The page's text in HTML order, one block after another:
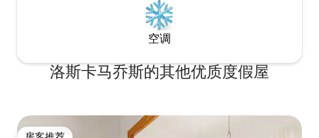
空调
洛斯卡马乔斯的其他优质度假屋